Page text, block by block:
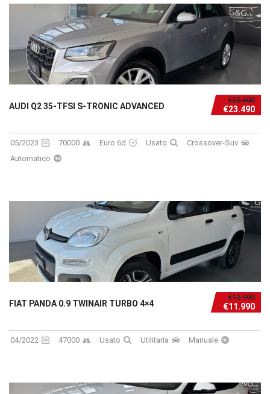
€25.300
€23.490
AUDI Q2 35-TFSI S-TRONIC ADVANCED
05/2023 70000 Euro 6d Usato
Crossover-Suv
Automatico
€12.990
€11.990
FIAT PANDA 0.9 TWINAIR TURBO 4×4
04/2022 47000 Usato Utilitaria Manuale